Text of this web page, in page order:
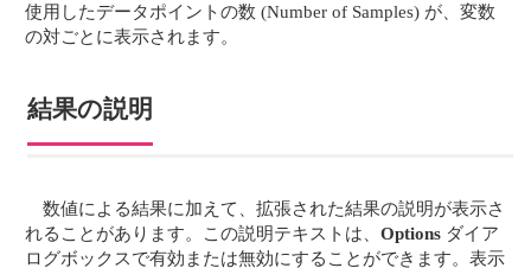
使用したデータポイントの数 (Number of Samples) が、変数
の対ごとに表示されます。
結果の説明
数値による結果に加えて、拡張された結果の説明が表示さ
れることがあります。この説明テキストは、Options ダイア
ログボックスで有効または無効にすることができます。表示